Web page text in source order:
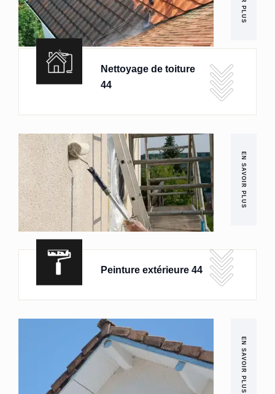
Nettoyage de toiture
44
EN SAVOIR PLUS
Peinture extérieure 44
EN SAVOIR PLUS